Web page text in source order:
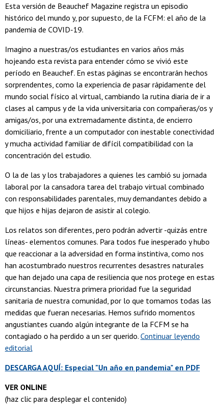
Esta versión de Beauchef Magazine registra un episodio
histórico del mundo y, por supuesto, de la FCFM: el año de la
pandemia de COVID-19.
Imagino a nuestras/os estudiantes en varios años más
hojeando esta revista para entender cómo se vivió este
período en Beauchef. En estas páginas se encontrarán hechos
sorprendentes, como la experiencia de pasar rápidamente del
mundo social físico al virtual, cambiando la rutina diaria de ir a
clases al campus y de la vida universitaria con compañeras/os y
amigas/os, por una extremadamente distinta, de encierro
domiciliario, frente a un computador con inestable conectividad
y mucha actividad familiar de difícil compatibilidad con la
concentración del estudio.
O la de las y los trabajadores a quienes les cambió su jornada
laboral por la cansadora tarea del trabajo virtual combinado
con responsabilidades parentales, muy demandantes debido a
que hijos e hijas dejaron de asistir al colegio.
Los relatos son diferentes, pero podrán advertir -quizás entre
líneas- elementos comunes. Para todos fue inesperado y hubo
que reaccionar a la adversidad en forma instintiva, como nos
han acostumbrado nuestros recurrentes desastres naturales
que han dejado una capa de resiliencia que nos protege en estas
circunstancias. Nuestra primera prioridad fue la seguridad
sanitaria de nuestra comunidad, por lo que tomamos todas las
medidas que fueran necesarias. Hemos sufrido momentos
angustiantes cuando algún integrante de la FCFM se ha
contagiado o ha perdido a un ser querido. Continuar leyendo
editorial
DESCARGA AQUÍ: Especial "Un año en pandemia" en PDF
VER ONLINE
(haz clic para desplegar el contenido)